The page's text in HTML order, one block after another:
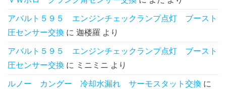
アバルト５９５ エンジンチェックランプ点灯 ブースト
圧センサー交換 に 迦楼羅 より
アバルト５９５ エンジンチェックランプ点灯 ブースト
圧センサー交換 に ミニミニ より
ルノー カングー 冷却水漏れ サーモスタット交換 に